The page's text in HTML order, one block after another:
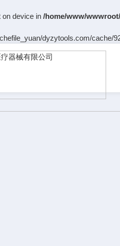
on device in /home/www/
dyzytools.com/cache/